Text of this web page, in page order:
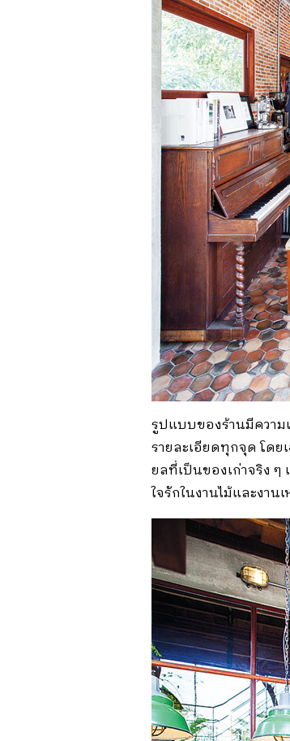
รูปแบบของร้านมีควา
รายละเอียดทุกจุด โดย
ยลที่เป็นของเก่าจริง
ใจรักในงานไม้และงา